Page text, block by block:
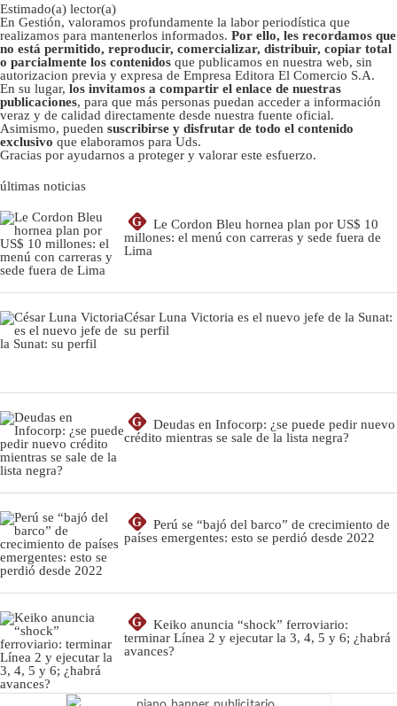
Estimado(a) lector(a)
En Gestión, valoramos profundamente la labor periodística que
realizamos para mantenerlos informados. Por ello, les recordamos que
no está permitido, reproducir, comercializar, distribuir, copiar total
o parcialmente los contenidos que publicamos en nuestra web, sin
autorizacion previa y expresa de Empresa Editora El Comercio S.A.
En su lugar, los invitamos a compartir el enlace de nuestras
publicaciones, para que más personas puedan acceder a información
veraz y de calidad directamente desde nuestra fuente oficial.
Asimismo, pueden suscribirse y disfrutar de todo el contenido
exclusivo que elaboramos para Uds.
Gracias por ayudarnos a proteger y valorar este esfuerzo.
últimas noticias
G
Le Cordon Bleu hornea plan por US$ 10
millones: el menú con carreras y sede fuera de
Lima
César Luna Victoria es el nuevo jefe de la Sunat:
su perfil
G
Deudas en Infocorp: ¿se puede pedir nuevo
crédito mientras se sale de la lista negra?
G
Perú se “bajó del barco” de crecimiento de
países emergentes: esto se perdió desde 2022
G
Keiko anuncia “shock” ferroviario:
terminar Línea 2 y ejecutar la 3, 4, 5 y 6; ¿habrá
avances?